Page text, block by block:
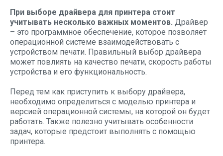
При выборе драйвера для принтера стоит
учитывать несколько важных моментов. Драйвер
– это программное обеспечение, которое позволяет
операционной системе взаимодействовать с
устройством печати. Правильный выбор драйвера
может повлиять на качество печати, скорость работы
устройства и его функциональность.
Перед тем как приступить к выбору драйвера,
необходимо определиться с моделью принтера и
версией операционной системы, на которой он будет
работать. Также полезно учитывать особенности
задач, которые предстоит выполнять с помощью
принтера.